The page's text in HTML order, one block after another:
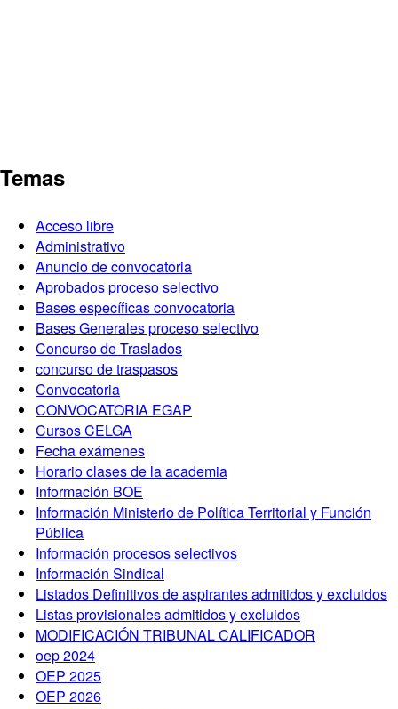
Temas
Acceso libre
Administrativo
Anuncio de convocatoria
Aprobados proceso selectivo
Bases específicas convocatoria
Bases Generales proceso selectivo
Concurso de Traslados
concurso de traspasos
Convocatoria
CONVOCATORIA EGAP
Cursos CELGA
Fecha exámenes
Horario clases de la academia
Información BOE
Información Ministerio de Política Territorial y Función
Pública
Información procesos selectivos
Información Sindical
Listados Definitivos de aspirantes admitidos y excluidos
Listas provisionales admitidos y excluidos
MODIFICACIÓN TRIBUNAL CALIFICADOR
oep 2024
OEP 2025
OEP 2026